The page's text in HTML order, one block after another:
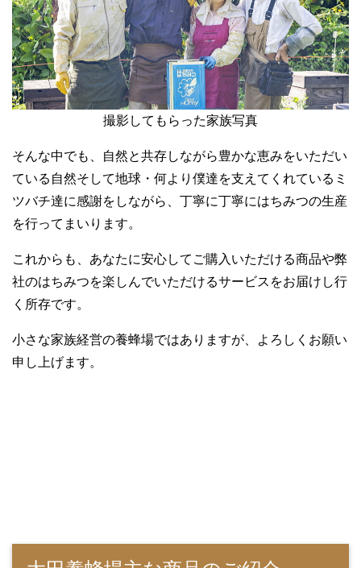
撮影してもらった家族写真
そんな中でも、自然と共存しながら豊かな恵みをいただい
ている自然そして地球・何より僕達を支えてくれているミ
ツバチ達に感謝をしながら、丁寧に丁寧にはちみつの生産
を行ってまいります。
これからも、あなたに安心してご購入いただける商品や弊
社のはちみつを楽しんでいただけるサービスをお届けし行
く所存です。
小さな家族経営の養蜂場ではありますが、よろしくお願い
申し上げます。